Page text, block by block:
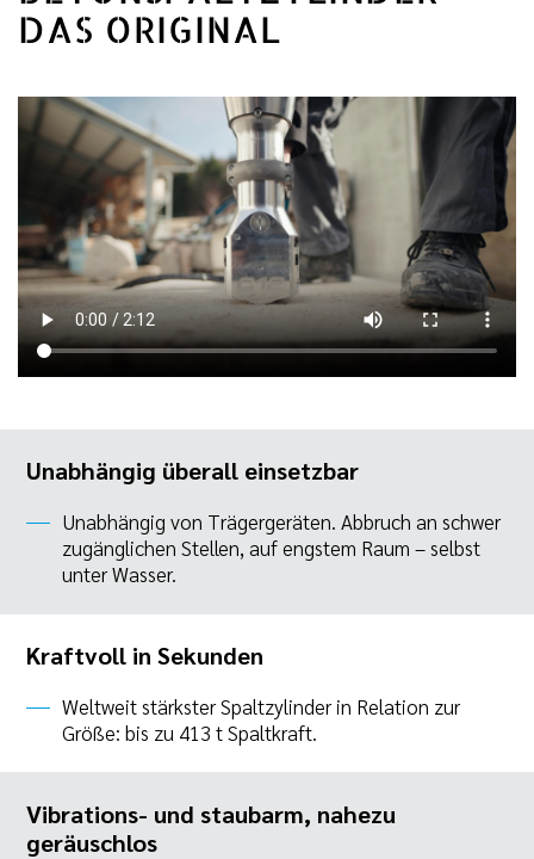
DAS ORIGINAL
Unabhängig überall einsetzbar
Unabhängig von Trägergeräten. Abbruch an schwer
zugänglichen Stellen, auf engstem Raum – selbst
unter Wasser.
Kraftvoll in Sekunden
Weltweit stärkster Spaltzylinder in Relation zur
Größe: bis zu 413 t Spaltkraft.
Vibrations- und staubarm, nahezu
geräuschlos